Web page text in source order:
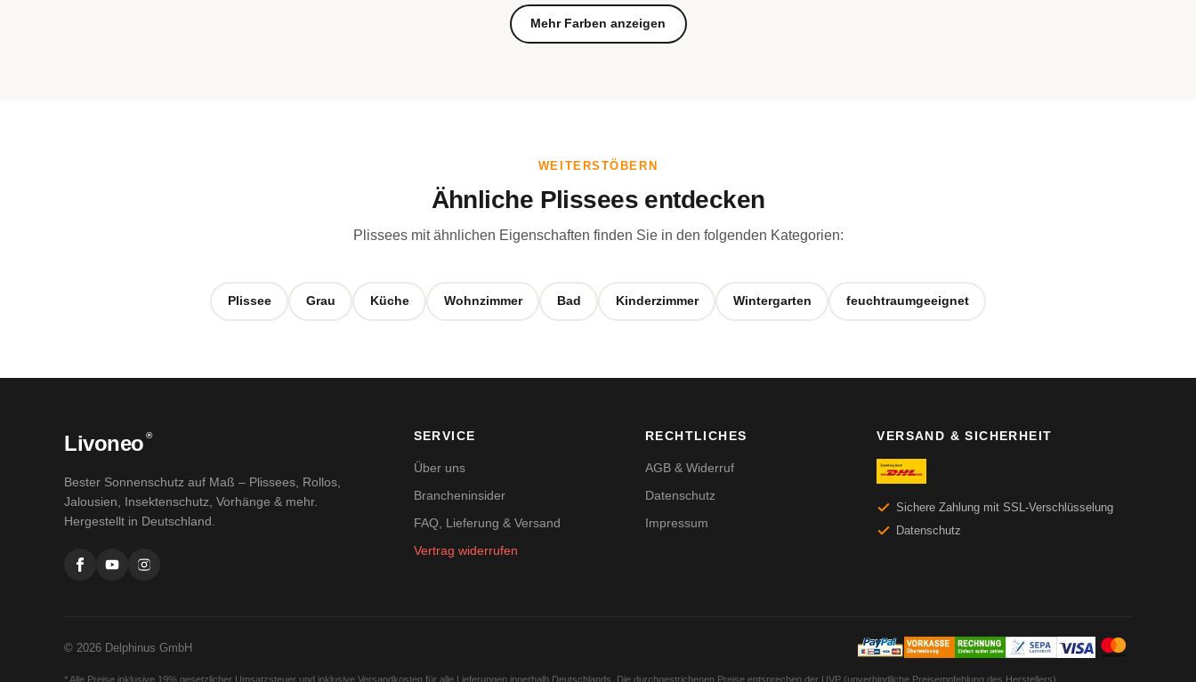
Mehr Farben anzeigen
WEITERSTÖBERN
Ähnliche Plissees entdecken
Plissees mit ähnlichen Eigenschaften finden Sie in den folgenden Kategorien:
Plissee Grau Küche Wohnzimmer Bad Kinderzimmer Wintergarten feuchtraumgeeignet
Livoneo ®
Bester Sonnenschutz auf Maß – Plissees, Rollos,
Jalousien, Insektenschutz, Vorhänge & mehr.
Hergestellt in Deutschland.
SERVICE
Über uns
Brancheninsider
FAQ, Lieferung & Versand
Vertrag widerrufen
RECHTLICHES
AGB & Widerruf
Datenschutz
Impressum
VERSAND & SICHERHEIT
Sichere Zahlung mit SSL-Verschlüsselung
Datenschutz
© 2026 Delphinus GmbH
* Alle Preise inklusive 19% gesetzlicher Umsatzsteuer und inklusive Versandkosten für alle Lieferungen innerhalb Deutschlands. Die durchgestrichenen Preise entsprechen der UVP (unverbindliche Preisempfehlung des Herstellers).